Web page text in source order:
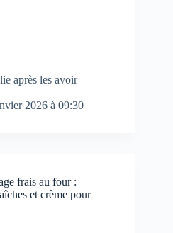
après les avoir
2026 à 09:30
frais au four :
et crème pour